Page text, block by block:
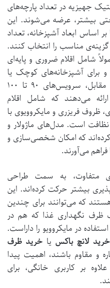
پلاستیک جهیزیه در تعداد پارچه‌های
۱۰۰ پارچه و حتی بیشتر، عرضه می‌شوند. این
اساس ابعاد آشپزخانه، تعداد
مناسب را انتخاب کنند.
۷۰ پارچه معمولاً شامل اقلام ضروری و پایه‌ای
برای آشپزخانه‌های کوچک یا
آپارتمانی بسیار مناسب‌اند. در مقابل، سرویس‌های ۹۰ تا ۱۰۰
می‌دهند که شامل اقلام
ظروف فریزری و مایکروویوی با
نظافت است. مدل‌های ماژولار و
کرده‌اند که امکان شخصی‌سازی و
می‌آورند.
متفاوت، به سمت طراحی
بیشتر حرکت کرده‌اند. این
که می‌توانند برای چندین
ظرف نگهداری غذا که هم در
در مایکروویو را داراست.
خرید لانچ باکس یا خرید ظرف
و مقاوم باشند، اهمیت پیدا
بر کاربری خانگی، برای